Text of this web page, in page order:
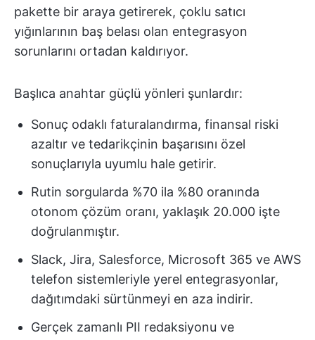
pakette bir araya getirerek, çoklu satıcı
yığınlarının baş belası olan entegrasyon
sorunlarını ortadan kaldırıyor.
Başlıca anahtar güçlü yönleri şunlardır:
Sonuç odaklı faturalandırma, finansal riski
azaltır ve tedarikçinin başarısını özel
sonuçlarıyla uyumlu hale getirir.
Rutin sorgularda %70 ila %80 oranında
otonom çözüm oranı, yaklaşık 20.000 işte
doğrulanmıştır.
Slack, Jira, Salesforce, Microsoft 365 ve AWS
telefon sistemleriyle yerel entegrasyonlar,
dağıtımdaki sürtünmeyi en aza indirir.
Gerçek zamanlı PII redaksiyonu ve